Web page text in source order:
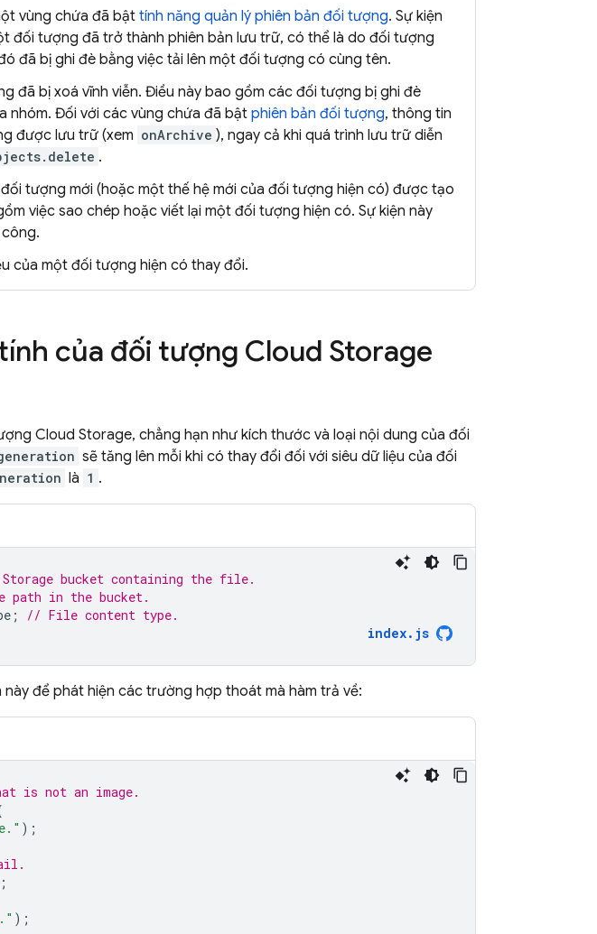
vùng chứa đã bậttính năng quản lý phiên bản đối tượng. Sự kiện
đối tượng đã trở thành phiên bản lưu trữ, có thể là do đối tượng
đã bị ghi đè bằng việc tải lên một đối tượng có cùng tên.
đã bị xoá vĩnh viễn. Điều này bao gồm các đối tượng bị ghi đè
nhóm. Đối với các vùng chứa đã bật phiên bản đối tượng, thông tin
được lưu trữ (xem onArchive ), ngay cả khi quá trình lưu trữ diễn
.
tượng mới (hoặc một thế hệ mới của đối tượng hiện có) được tạo
việc sao chép hoặc viết lại một đối tượng hiện có. Sự kiện này
của một đối tượng hiện có thay đổi.
của đối tượng Cloud Storage
Cloud Storage, chẳng hạn như kích thước và loại nội dung của đối
sẽ tăng lên mỗi khi có thay đổi đối với siêu dữ liệu của đối
là 1 .
bucket containing the file.
in the bucket.
;
// File content type.
index.js
để phát hiện các trường hợp thoát mà hàm trả về:
is not an image.
);
);